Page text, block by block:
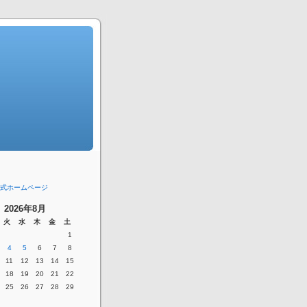
ホームページ
2026年8月
火 水 木 金
土
1
4 5 6 7
8
11 12 13 14
15
18 19 20 21
22
25 26 27 28
29